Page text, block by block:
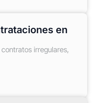
en
irregulares,